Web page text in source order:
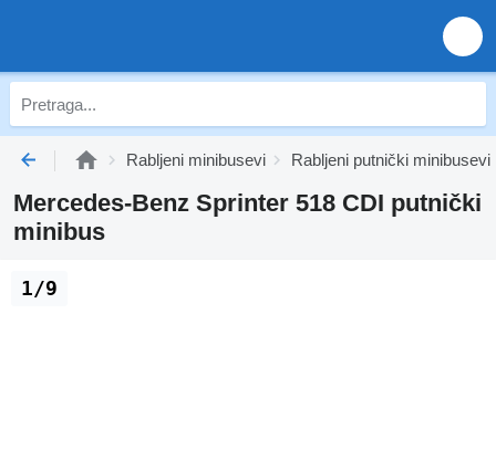
Rabljeni minibusevi Rabljeni putnički minibusevi
Mercedes-Benz Sprinter 518 CDI putnički
minibus
1/9